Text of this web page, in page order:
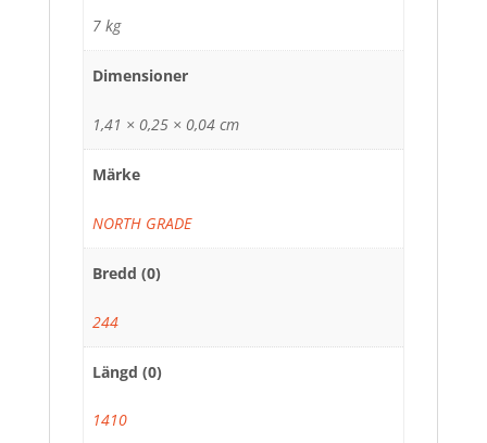
7 kg
Dimensioner
1,41 × 0,25 × 0,04 cm
Märke
NORTH GRADE
Bredd (0)
244
Längd (0)
1410